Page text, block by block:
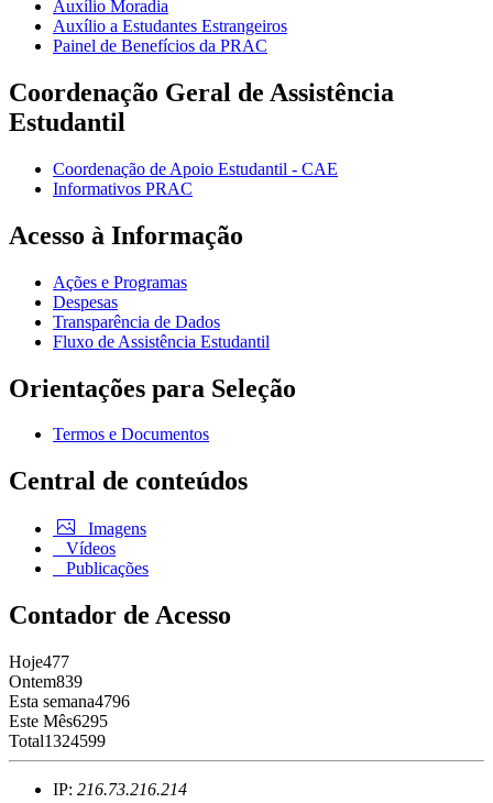
Auxílio Moradia
Auxílio a Estudantes Estrangeiros
Painel de Benefícios da PRAC
Coordenação Geral de Assistência
Estudantil
Coordenação de Apoio Estudantil - CAE
Informativos PRAC
Acesso à Informação
Ações e Programas
Despesas
Transparência de Dados
Fluxo de Assistência Estudantil
Orientações para Seleção
Termos e Documentos
Central de conteúdos
Imagens
Vídeos
Publicações
Contador de Acesso
Hoje477
Ontem839
Esta semana4796
Este Mês6295
Total1324599
IP: 216.73.216.214